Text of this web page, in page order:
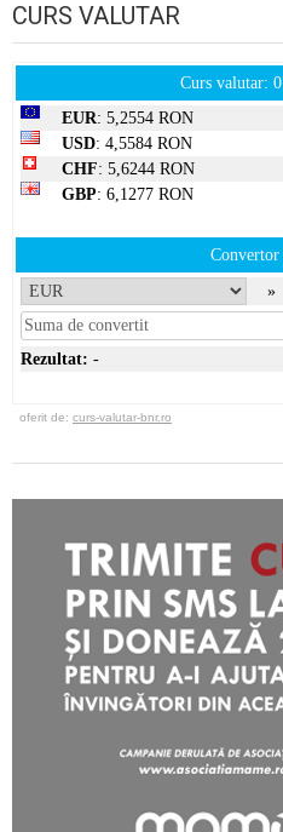
CURS VALUTAR
Curs valutar:
EUR: 5,2554 RON
USD: 4,5584 RON
CHF: 5,6244 RON
GBP: 6,1277 RON
»
Rezultat: -
oferit de: curs-valutar-bnr.ro